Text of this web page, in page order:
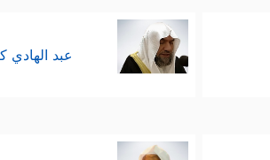
عبد الهادي